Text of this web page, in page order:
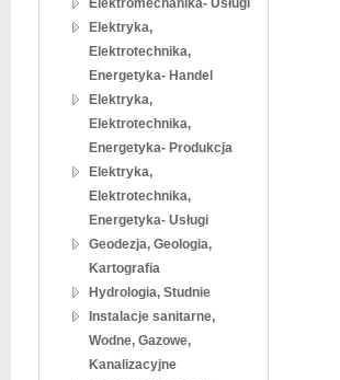
Elektromechanika- Usługi
Elektryka,
Elektrotechnika,
Energetyka- Handel
Elektryka,
Elektrotechnika,
Energetyka- Produkcja
Elektryka,
Elektrotechnika,
Energetyka- Usługi
Geodezja, Geologia,
Kartografia
Hydrologia, Studnie
Instalacje sanitarne,
Wodne, Gazowe,
Kanalizacyjne